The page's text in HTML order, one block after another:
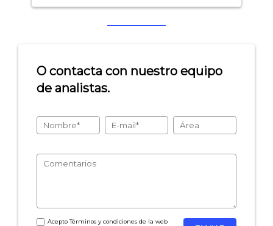
- Consejos para tu encuesta
- Encuestas de recursos humanos
- Encuestas de satisfacción de cliente
- Inteligencia artificial
- Investigación de mercados
- Marketing y encuestas
O contacta con nuestro equipo
de analistas.
AceptoTérminos y condicionesde la web